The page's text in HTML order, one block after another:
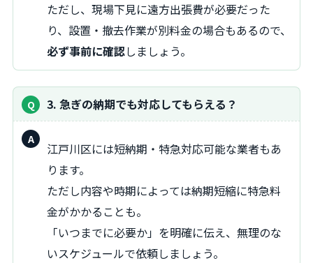
ただし、現場下見に遠方出張費が必要だった
り、設置・撤去作業が別料金の場合もあるので、
必ず事前に確認しましょう。
3. 急ぎの納期でも対応してもらえる？
答：
江戸川区には短納期・特急対応可能な業者もあ
ります。
ただし内容や時期によっては納期短縮に特急料
金がかかることも。
「いつまでに必要か」を明確に伝え、無理のな
いスケジュールで依頼しましょう。